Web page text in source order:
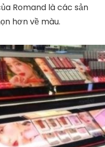
Romand là các sản
hơn về màu.